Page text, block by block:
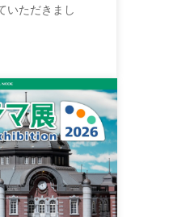
いただきまし